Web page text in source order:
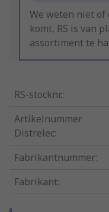
We weten niet of
komt, RS is van
assortiment te
RS-stocknr.:
Artikelnummer
Distrelec:
Fabrikantnummer:
Fabrikant: